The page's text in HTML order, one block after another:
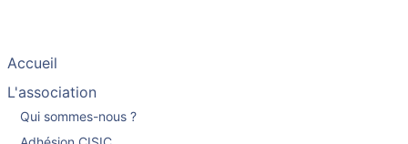
Accueil
L'association
Qui sommes-nous ?